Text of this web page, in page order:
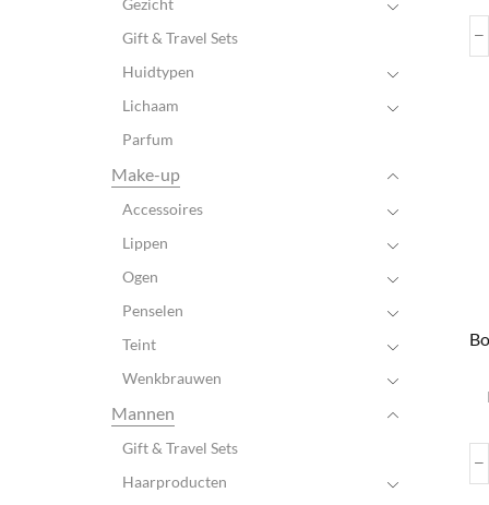
Gezicht
Gift & Travel Sets
Huidtypen
Lichaam
Parfum
Make-up
Accessoires
Lippen
Ogen
Penselen
Teint
Wenkbrauwen
Mannen
Gift & Travel Sets
Haarproducten